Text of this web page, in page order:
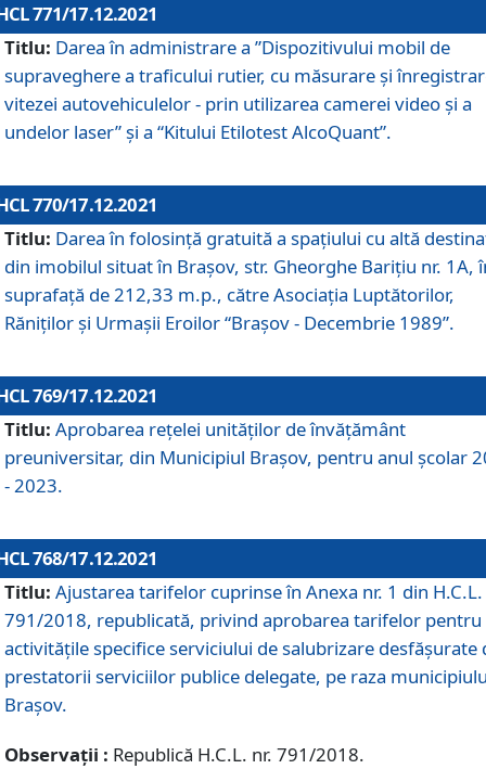
771/17.12.2021
Titlu: Darea în administrare a ”Dispozitivului mobil de
supraveghere a traficului rutier, cu măsurare și
vitezei autovehiculelor - prin utilizarea camerei video și a
undelor laser” și a “Kitului Etilotest AlcoQuant”.
770/17.12.2021
Titlu: Darea în folosinţă gratuită a spaţiului cu altă
din imobilul situat în Braşov, str. Gheorghe Bariţiu nr. 1A,
suprafaţă de 212,33 m.p., către Asociaţia Luptătorilor,
Răniţilor şi Urmaşii Eroilor “Braşov - Decembrie 1989”.
769/17.12.2021
Titlu: Aprobarea reţelei unităţilor de învăţământ
preuniversitar, din Municipiul Braşov, pentru anul şcolar
- 2023.
768/17.12.2021
Titlu: Ajustarea tarifelor cuprinse în Anexa nr. 1 din H.C.L.
791/2018, republicată, privind aprobarea tarifelor pentru
activităţile specifice serviciului de salubrizare desfăşurate
prestatorii serviciilor publice delegate, pe raza
Braşov.
Observații : Republică H.C.L. nr. 791/2018.